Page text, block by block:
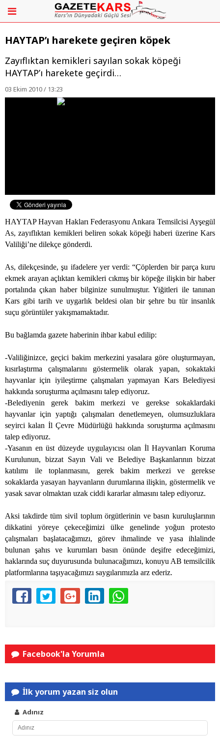
HAYTAP’ı harekete geçiren köpek
Zayıflıktan kemikleri sayılan sokak köpeği
HAYTAP’ı harekete geçirdi…
03 Ekim 2010 / 13:23
HAYTAP Hayvan Hakları Federasyonu Ankara Temsilcisi Ayşegül
As, zayıflıktan kemikleri beliren sokak köpeği haberi üzerine Kars
Valiliği’ne dilekçe gönderdi.
As, dilekçesinde, şu ifadelere yer verdi: “Çöplerden bir parça kuru
ekmek arayan açlıktan kemikleri cıkmış bir köpeğe ilişkin bir haber
portalında çıkan haber bilginize sunulmuştur. Yiğitleri ile tanınan
Kars gibi tarih ve uygarlık beldesi olan bir şehre bu tür insanlık
suçu görüntüler yakışmamaktadır.
Bu bağlamda gazete haberinin ihbar kabul edilip:
-Valiliğinizce, geçici bakim merkezini yasalara göre oluşturmayan,
kısırlaştırma çalışmalarını göstermelik olarak yapan, sokaktaki
hayvanlar için iyileştirme çalışmaları yapmayan Kars Belediyesi
hakkında soruşturma açılmasını talep ediyoruz.
-Belediyenin gerek bakim merkezi ve gerekse sokaklardaki
hayvanlar için yaptığı çalışmaları denetlemeyen, olumsuzluklara
seyirci kalan İl Çevre Müdürlüğü hakkında soruşturma açılmasını
talep ediyoruz.
-Yasanın en üst düzeyde uygulayıcısı olan İl Hayvanları Koruma
Kurulunun, bizzat Sayın Vali ve Belediye Başkanlarının bizzat
katılımı ile toplanmasını, gerek bakim merkezi ve gerekse
sokaklarda yasayan hayvanların durumlarına ilişkin, göstermelik ve
yasak savar olmaktan uzak ciddi kararlar almasını talep ediyoruz.
Aksi takdirde tüm sivil toplum örgütlerinin ve basın kuruluşlarının
dikkatini yöreye çekeceğimizi ülke genelinde yoğun protesto
çalışmaları başlatacağımızı, görev ihmalinde ve yasa ihlalinde
bulunan şahıs ve kurumları basın önünde deşifre edeceğimizi,
haklarında suç duyurusunda bulunacağımızı, konuyu AB temsilcilik
platformlarına taşıyacağımızı saygılarımızla arz ederiz.
Facebook'la Yorumla
İlk yorum yazan siz olun
Adınız